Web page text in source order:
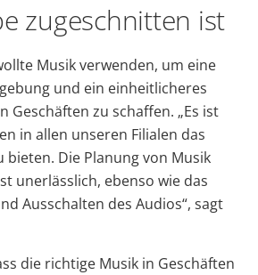
zugeschnitten ist
Musik verwenden, um eine
und ein einheitlicheres
Geschäften zu schaffen. „Es ist
in allen unseren Filialen das
bieten. Die Planung von Musik
unerlässlich, ebenso wie das
Ausschalten des Audios“, sagt
die richtige Musik in Geschäften